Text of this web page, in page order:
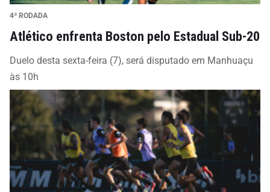
4ª RODADA
Atlético enfrenta Boston pelo Estadual Sub-20
Duelo desta sexta-feira (7), será disputado em Manhuaçu
às 10h